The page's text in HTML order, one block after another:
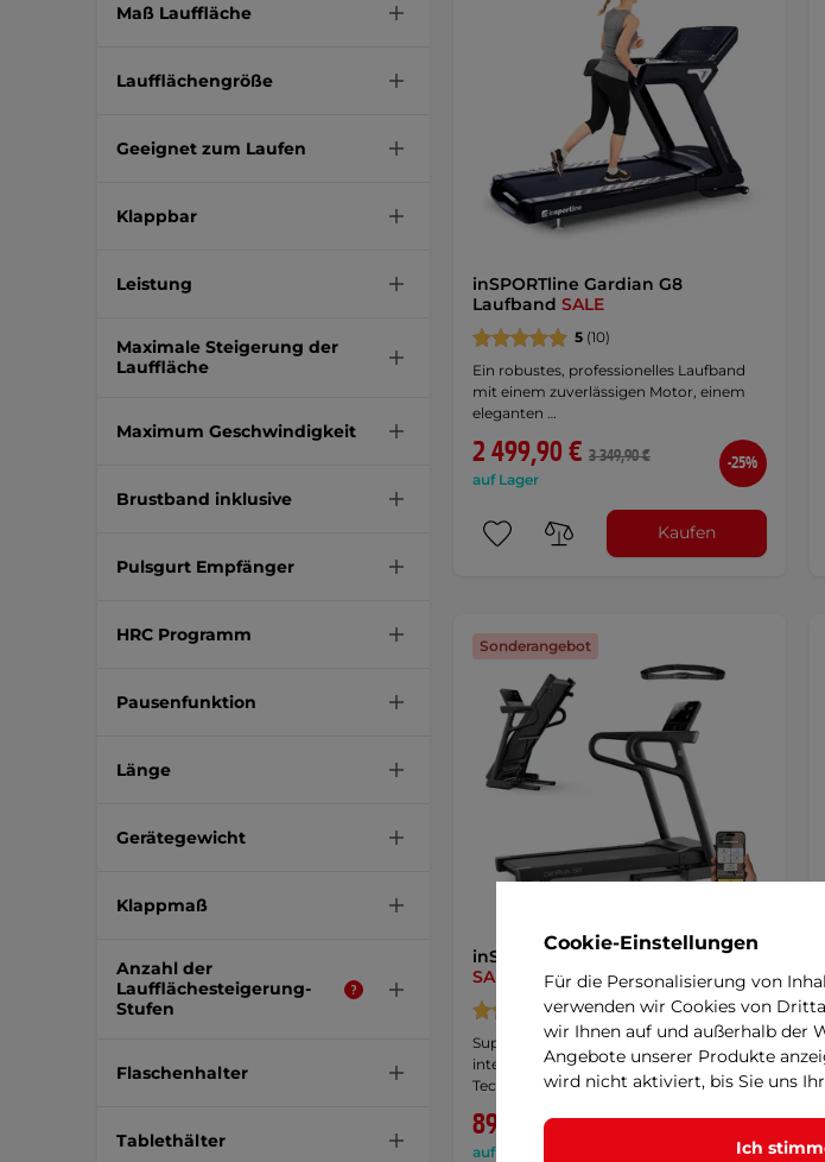
Maß Lauffläche
Laufflächengröße
Geeignet zum Laufen
Klappbar
Leistung
Maximale Steigerung der
Lauffläche
Maximum Geschwindigkeit
Brustband inklusive
Pulsgurt Empfänger
HRC Programm
Pausenfunktion
Länge
Gerätegewicht
Klappmaß
Anzahl der
Laufflächesteigerung-
Stufen
Flaschenhalter
Tablethälter
inSPORTline Gardian G8
Laufband SALE
5 (10)
Ein robustes, professionelles Laufband
mit einem zuverlässigen Motor, einem
eleganten …
2 499,90 € 3 349,90 €
auf Lager
-25%
Kaufen
Sonderangebot
inSPORTline ZenRun 30 Laufband
SALE
5(16)
Super kompakter Trainer voller
interessanter Programme und neuester
Technologie! …
899,90 €
auf Lager
-13%
Cookie-Einstellungen
Für die Personalisierung von
verwenden wir Cookies von
wir Ihnen auf und außerhalb der
Angebote unserer Produkte
wird nicht aktiviert, bis Sie uns
Ich